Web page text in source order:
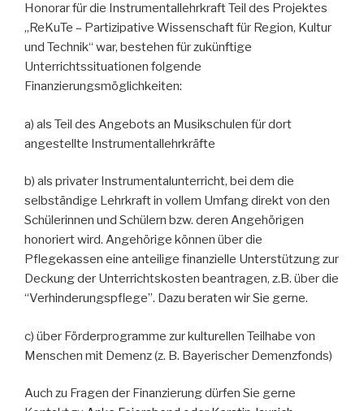
Honorar für die Instrumentallehrkraft Teil des Projektes
„ReKuTe – Partizipative Wissenschaft für Region, Kultur
und Technik“ war, bestehen für zukünftige
Unterrichtssituationen folgende
Finanzierungsmöglichkeiten:
a) als Teil des Angebots an Musikschulen für dort
angestellte Instrumentallehrkräfte
b) als privater Instrumentalunterricht, bei dem die
selbständige Lehrkraft in vollem Umfang direkt von den
Schülerinnen und Schülern bzw. deren Angehörigen
honoriert wird. Angehörige können über die
Pflegekassen eine anteilige finanzielle Unterstützung zur
Deckung der Unterrichtskosten beantragen, z.B. über die
“Verhinderungspflege”. Dazu beraten wir Sie gerne.
c) über Förderprogramme zur kulturellen Teilhabe von
Menschen mit Demenz (z. B. Bayerischer Demenzfonds)
Auch zu Fragen der Finanzierung dürfen Sie gerne